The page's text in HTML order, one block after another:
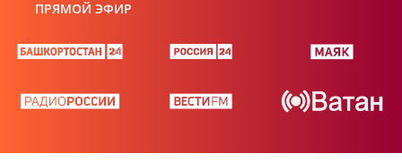
ПРЯМОЙ ЭФИР